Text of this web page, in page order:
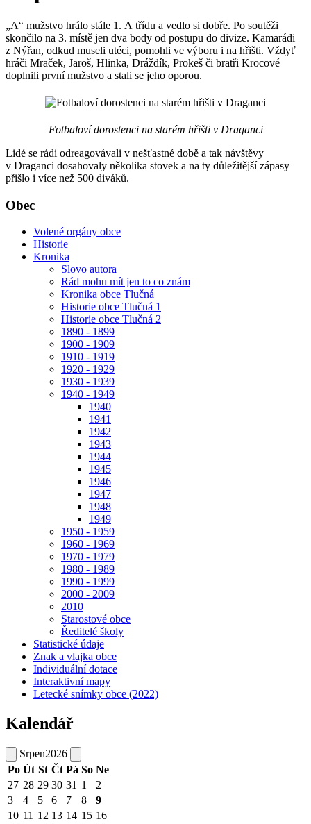
„A“ mužstvo hrálo stále 1. A třídu a vedlo si dobře. Po soutěži
skončilo na 3. místě jen dva body od postupu do divize. Kamarádi
z Nýřan, odkud museli utéci, pomohli ve výboru i na hřišti. Vždyť
hráči Mraček, Jaroš, Hlinka, Dráždík, Prokeš či bratři Krocové
doplnili první mužstvo a stali se jeho oporou.
Fotbaloví dorostenci na starém hřišti v Draganci
Lidé se rádi odreagovávali v nešťastné době a tak návštěvy
v Draganci dosahovaly několika stovek a na ty důležitější zápasy
přišlo i více než 500 diváků.
Obec
Volené orgány obce
Historie
Kronika
Slovo autora
Rád mohu mít jen to co znám
Kronika obce Tlučná
Historie obce Tlučná 1
Historie obce Tlučná 2
1890 - 1899
1900 - 1909
1910 - 1919
1920 - 1929
1930 - 1939
1940 - 1949
1940
1941
1942
1943
1944
1945
1946
1947
1948
1949
1950 - 1959
1960 - 1969
1970 - 1979
1980 - 1989
1990 - 1999
2000 - 2009
2010
Starostové obce
Ředitelé školy
Statistické údaje
Znak a vlajka obce
Individuální dotace
Interaktivní mapy
Letecké snímky obce (2022)
Kalendář
Srpen2026
Po Út St Čt Pá So Ne
27 28 29 30 31 1
2
3
4 5 6 7 8
9
10 11 12 13 14 15 16